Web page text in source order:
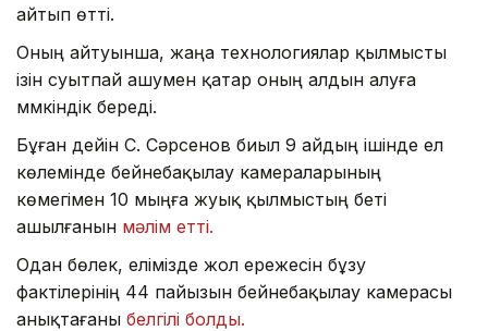
айтып өтті.
Оның айтуынша, жаңа технологиялар қылмысты
ізін суытпай ашумен қатар оның алдын алуға
мүмкіндік береді.
Бұған дейін С. Сәрсенов биыл 9 айдың ішінде ел
көлемінде бейнебақылау камераларының
көмегімен 10 мыңға жуық қылмыстың беті
ашылғанын мәлім етті.
Одан бөлек, елімізде жол ережесін бұзу
фактілерінің 44 пайызын бейнебақылау камерасы
анықтағаны белгілі болды.